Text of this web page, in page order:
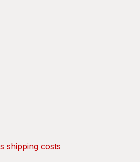
shipping costs